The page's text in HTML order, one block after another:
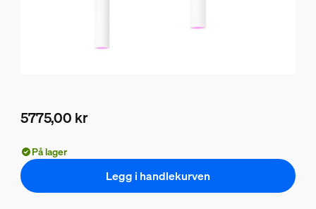
5775,00 kr
På lager
Legg i handlekurven